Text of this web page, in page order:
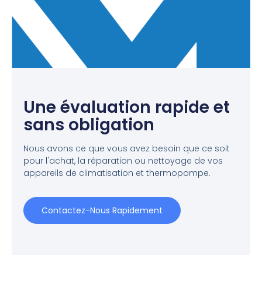
Une évaluation rapide et
sans obligation
Nous avons ce que vous avez besoin que ce soit
pour l'achat, la réparation ou nettoyage de vos
appareils de climatisation et thermopompe.
Contactez-Nous Rapidement